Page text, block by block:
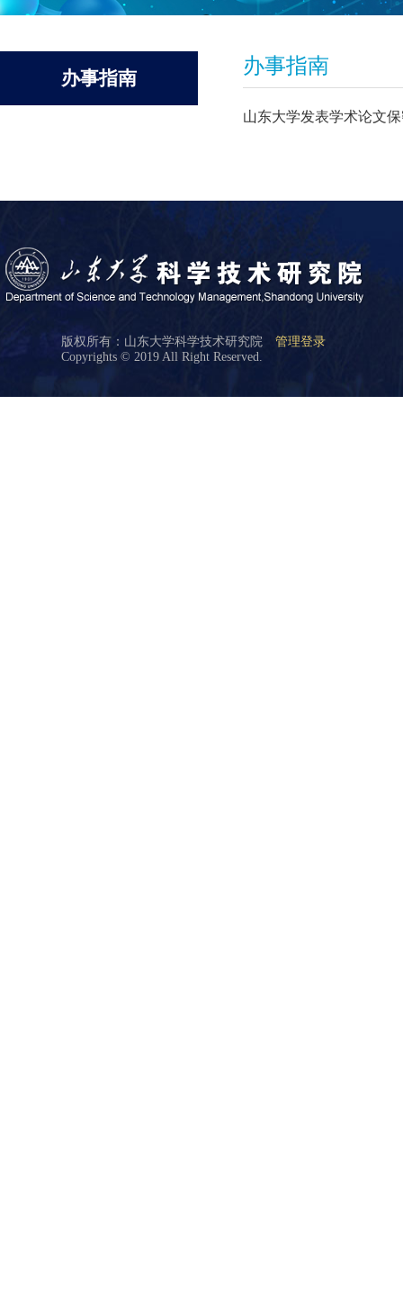
办事指南
办事指南
山东大学发表学术论文
版权所有：山东大学科学技术研究院 管理登录
Copyrights © 2019 All Right Reserved.